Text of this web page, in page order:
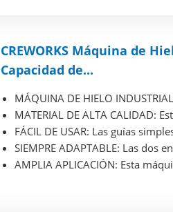
CREWORKS Máquina de
Capacidad de...
MÁQUINA DE HIELO
MATERIAL DE ALTA CALIDAD:
FÁCIL DE USAR: Las guías
SIEMPRE ADAPTABLE: Las
AMPLIA APLICACIÓN: Esta